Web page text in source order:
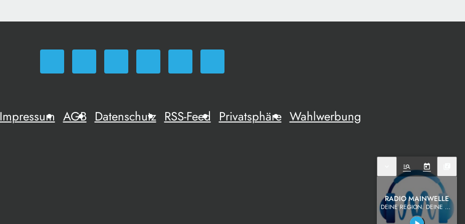
Impressum AGB Datenschutz RSS-Feed Privatsphäre Wahlwerbung
manage_search today
RADIO MAINWELLE
DEINE REGION. DEINE MUSIK.